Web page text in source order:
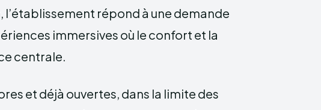
répond à une demande
immersives où le confort et la
centrale.
et déjà ouvertes, dans la limite des